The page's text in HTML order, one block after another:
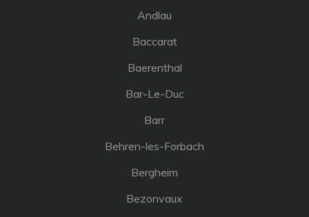
Andlau
Baccarat
Baerenthal
Bar-Le-Duc
Barr
Behren-les-Forbach
Bergheim
Bezonvaux